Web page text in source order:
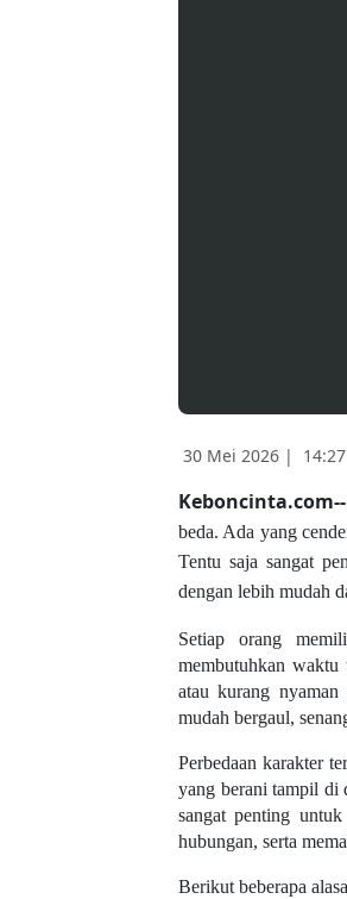
30 Mei 2026 | 14:27
Keboncinta.com--
beda. Ada yang
Tentu saja sangat
dengan lebih mudah
Setiap orang
membutuhkan waktu
atau kurang
mudah bergaul,
Perbedaan karakter
yang berani tampil di
sangat penting
hubungan, serta
Berikut beberapa